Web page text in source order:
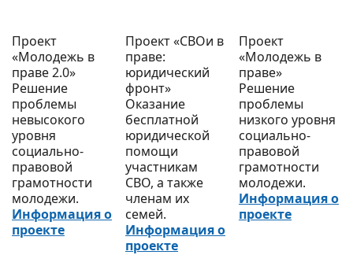
Проект
«Молодежь в
праве 2.0»
Решение
проблемы
невысокого
уровня
социально-
правовой
грамотности
молодежи.
Информация о
проекте
Проект «СВОи в
праве:
юридический
фронт»
Оказание
бесплатной
юридической
помощи
участникам
СВО, а также
членам их
семей.
Информация о
проекте
Проект
«Молодежь в
праве»
Решение
проблемы
низкого уровня
социально-
правовой
грамотности
молодежи.
Информация о
проекте